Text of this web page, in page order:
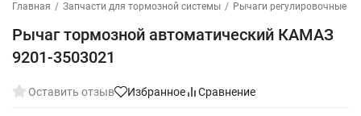
Главная / Запчасти для тормозной системы / Рычаги регулировочные
Рычаг тормозной автоматический КАМАЗ
9201-3503021
Оставить отзыв Избранное Сравнение